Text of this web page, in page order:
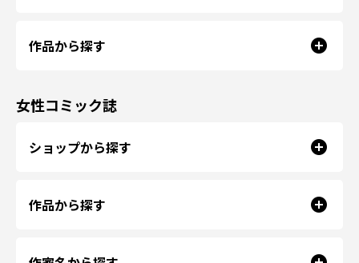
作品から探す
女性コミック誌
ショップから探す
作品から探す